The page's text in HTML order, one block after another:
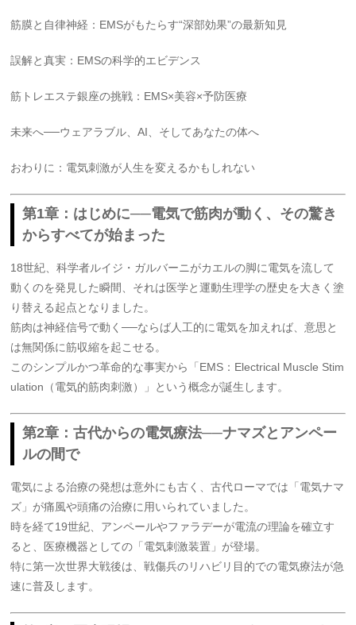
筋膜と自律神経：EMSがもたらす“深部効果”の最新知見
誤解と真実：EMSの科学的エビデンス
筋トレエステ銀座の挑戦：EMS×美容×予防医療
未来へ──ウェアラブル、AI、そしてあなたの体へ
おわりに：電気刺激が人生を変えるかもしれない
第1章：はじめに──電気で筋肉が動く、その驚き
からすべてが始まった
18世紀、科学者ルイジ・ガルバーニがカエルの脚に電気を流して
動くのを発見した瞬間、それは医学と運動生理学の歴史を大きく塗
り替える起点となりました。
筋肉は神経信号で動く──ならば人工的に電気を加えれば、意思と
は無関係に筋収縮を起こせる。
このシンプルかつ革命的な事実から「EMS：Electrical Muscle Stim
ulation（電気的筋肉刺激）」という概念が誕生します。
第2章：古代からの電気療法──ナマズとアンペー
ルの間で
電気による治療の発想は意外にも古く、古代ローマでは「電気ナマ
ズ」が痛風や頭痛の治療に用いられていました。
時を経て19世紀、アンペールやファラデーが電流の理論を確立す
ると、医療機器としての「電気刺激装置」が登場。
特に第一次世界大戦後は、戦傷兵のリハビリ目的での電気療法が急
速に普及します。